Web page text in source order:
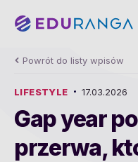
Powrót do listy wpisów
LIFESTYLE 17.03.2026
Gap year
przerwa,